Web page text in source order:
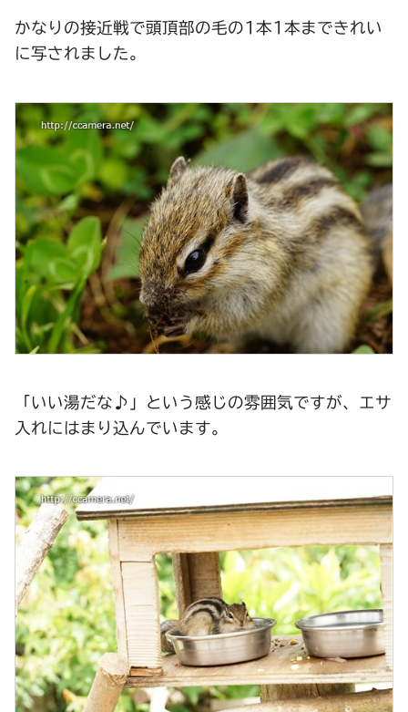
かなりの接近戦で頭頂部の毛の1本1本まできれい
に写されました。
「いい湯だな♪」という感じの雰囲気ですが、エサ
入れにはまり込んでいます。